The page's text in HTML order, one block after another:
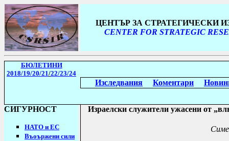
ЦЕНТЪР ЗА СТРАТЕГИЧЕСКИ
CENTER FOR STRATEGIC
БЮЛЕТИНИ
2018/19/20/21/22/23/24
Изследвания Коментари
СИГУРНОСТ
НАТО и ЕС
Въоържени сили
Израелски служители ужасени от